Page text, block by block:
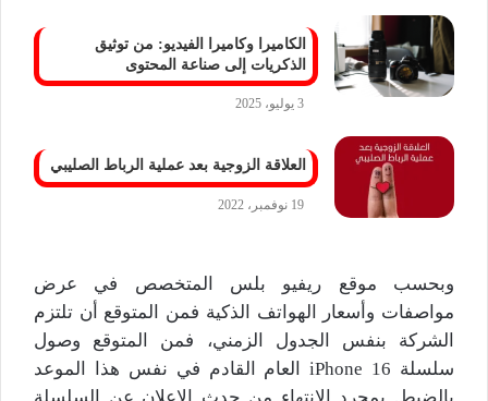
الكاميرا وكاميرا الفيديو: من توثيق
الذكريات إلى صناعة المحتوى
3 يوليو، 2025
العلاقة الزوجية بعد عملية الرباط الصليبي
19 نوفمبر، 2022
وبحسب موقع ريفيو بلس المتخصص في عرض
مواصفات وأسعار الهواتف الذكية فمن المتوقع أن تلتزم
الشركة بنفس الجدول الزمني، فمن المتوقع وصول
سلسلة iPhone 16 العام القادم في نفس هذا الموعد